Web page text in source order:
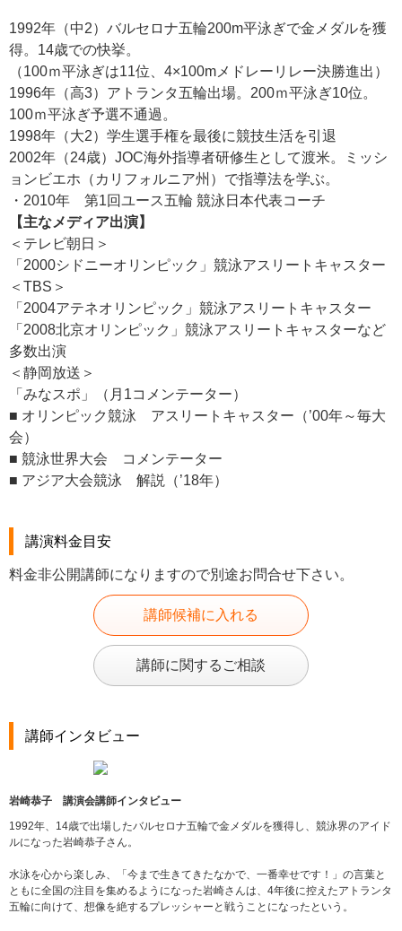
1992年（中2）バルセロナ五輪200m平泳ぎで金メダルを獲
得。14歳での快挙。
（100ｍ平泳ぎは11位、4×100mメドレーリレー決勝進出）
1996年（高3）アトランタ五輪出場。200ｍ平泳ぎ10位。
100ｍ平泳ぎ予選不通過。
1998年（大2）学生選手権を最後に競技生活を引退
2002年（24歳）JOC海外指導者研修生として渡米。ミッシ
ョンビエホ（カリフォルニア州）で指導法を学ぶ。
・2010年 第1回ユース五輪 競泳日本代表コーチ
【主なメディア出演】
＜テレビ朝日＞
「2000シドニーオリンピック」競泳アスリートキャスター
＜TBS＞
「2004アテネオリンピック」競泳アスリートキャスター
「2008北京オリンピック」競泳アスリートキャスターなど
多数出演
＜静岡放送＞
「みなスポ」（月1コメンテーター）
■ オリンピック競泳 アスリートキャスター（’00年～毎大
会）
■ 競泳世界大会 コメンテーター
■ アジア大会競泳 解説（’18年）
講演料金目安
料金非公開講師になりますので別途お問合せ下さい。
講師候補に入れる
講師に関するご相談
講師インタビュー
岩崎恭子 講演会講師インタビュー
1992年、14歳で出場したバルセロナ五輪で金メダルを獲得し、競泳界のアイド
ルになった岩崎恭子さん。
水泳を心から楽しみ、「今まで生きてきたなかで、一番幸せです！」の言葉と
ともに全国の注目を集めるようになった岩崎さんは、4年後に控えたアトランタ
五輪に向けて、想像を絶するプレッシャーと戦うことになったという。